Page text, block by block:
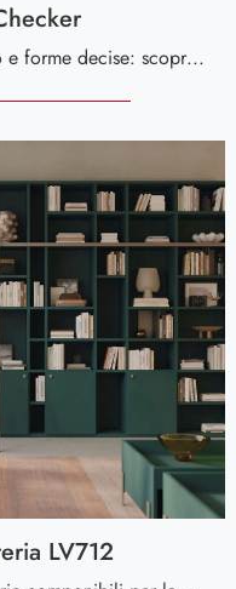
Texture di pregio e forme decise: scopri la libreria Checker di Tonin Casa tra le più belle Librerie moderne componibili.
LV712